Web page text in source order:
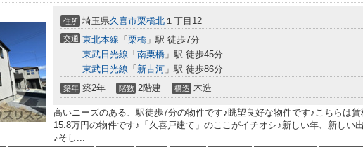
住所 埼玉県久喜市栗橋北 １丁目12
交通 東北本線 「 栗橋 」駅 徒歩7分
東武日光線 「 南栗橋 」駅 徒歩45分
東武日光線 「 新古河 」駅 徒歩86分
築年 築2年 階数 2階建 構造 木造
高いニーズのある、駅徒歩7分の物件です♪眺望良好な物件です♪こちらは賃
15.8万円の物件です♪「久喜戸建て」のここがイチオシ♪新しい年、新しい
♪そし...